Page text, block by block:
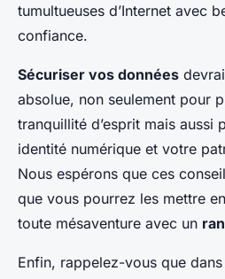
tumultueuses d’Internet avec
confiance.
Sécuriser vos données
absolue, non seulement pour
tranquillité d’esprit mais aussi
identité numérique et votre
Nous espérons que ces
que vous pourrez les mettre
toute mésaventure avec un
Enfin, rappelez-vous que